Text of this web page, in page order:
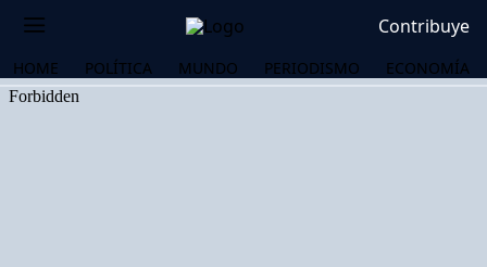
Contribuye
HOME POLÍTICA MUNDO PERIODISMO ECONOMÍA